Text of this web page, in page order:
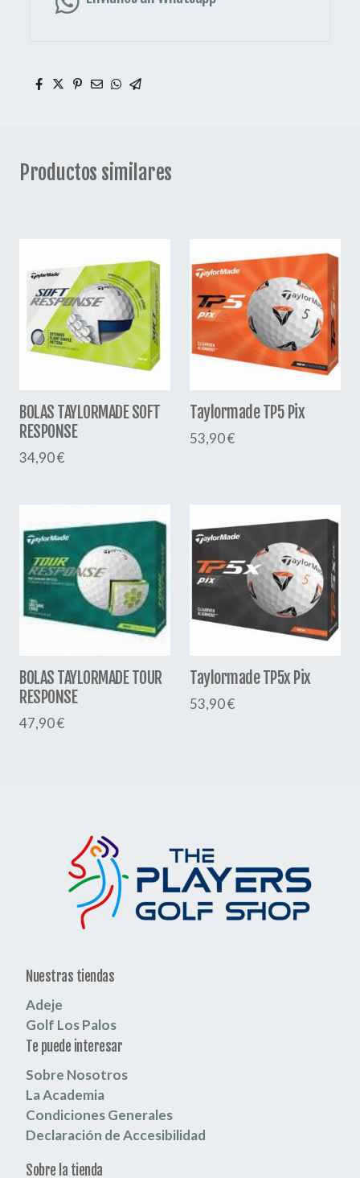
Productos similares
BOLAS TAYLORMADE SOFT
RESPONSE
34,90 €
Taylormade TP5 Pix
53,90 €
BOLAS TAYLORMADE TOUR
RESPONSE
47,90 €
Taylormade TP5x Pix
53,90 €
Nuestras tiendas
Adeje
Golf Los Palos
Te puede interesar
Sobre Nosotros
La Academia
Condiciones Generales
Declaración de Accesibilidad
Sobre la tienda